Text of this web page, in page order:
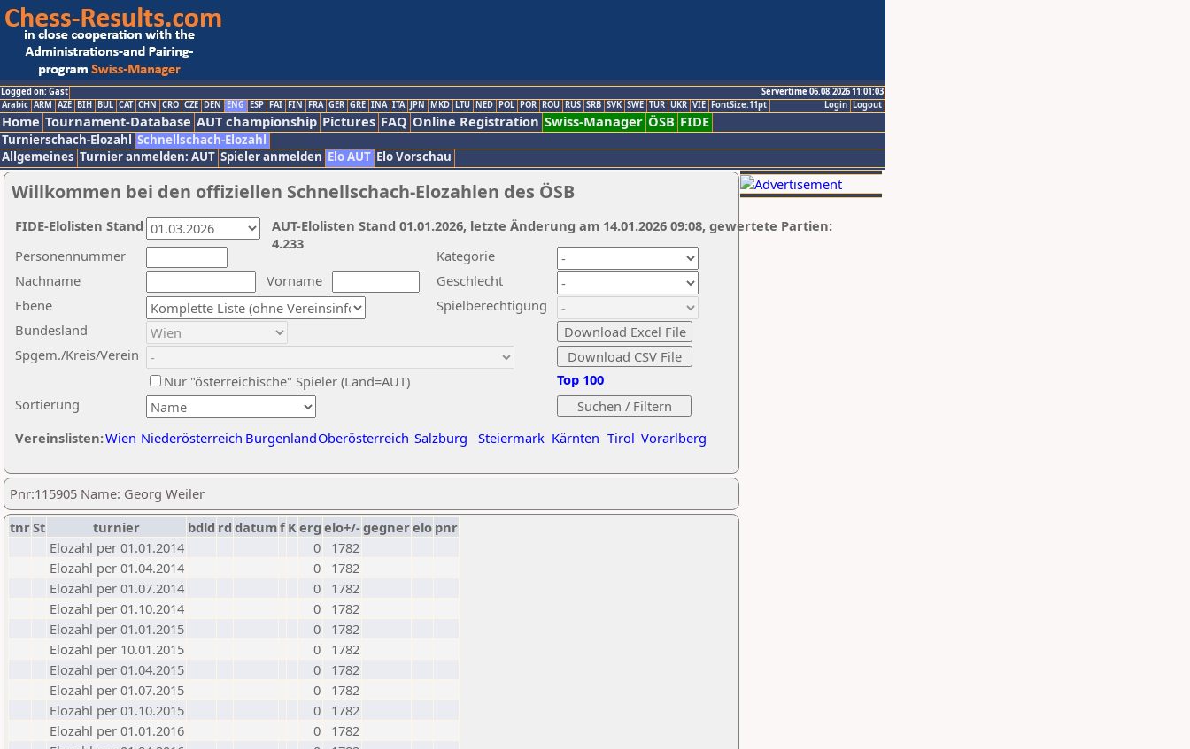
Logged on: Gast
Servertime 06.08.2026 11:01:03
Logout
Login
Arabic ARM AZE BIH BUL CAT CHN CRO CZE DEN ENG ESP FAI FIN FRA GER GRE INA ITA JPN MKD LTU NED POL POR ROU RUS SRB SVK SWE TUR UKR VIE FontSize:11pt
Home Tournament-Database AUT championship Pictures FAQ Online Registration Swiss-Manager ÖSB FIDE
Turnierschach-Elozahl Schnellschach-Elozahl
Allgemeines Turnier anmelden: AUT Spieler anmelden Elo AUT Elo Vorschau
Willkommen bei den offiziellen Schnellschach-Elozahlen des ÖSB
Nachname
Vorname
Ebene
Kategorie
Sortierung
Personennummer
Bundesland
Spgem./Kreis/Verein
Geschlecht
Nur "österreichische" Spieler (Land=AUT)
Spielberechtigung
Vereinslisten:Wien Niederösterreich BurgenlandOberösterreich Salzburg Steiermark Kärnten Tirol Vorarlberg
Top 100
AUT-Elolisten Stand 01.01.2026, letzte Änderung am 14.01.2026 09:08, gewertete Partien:
4.233
FIDE-Elolisten Stand
Pnr:115905 Name: Georg Weiler
tnrSt turnier bdld rd datumf Kerg elo+/-gegnerelo pnr
Elozahl per 01.01.2014
0
1782
Elozahl per 01.04.2014
0
1782
Elozahl per 01.07.2014
0
1782
Elozahl per 01.10.2014
0
1782
Elozahl per 01.01.2015
0
1782
Elozahl per 10.01.2015
0
1782
Elozahl per 01.04.2015
0
1782
Elozahl per 01.07.2015
0
1782
Elozahl per 01.10.2015
0
1782
Elozahl per 01.01.2016
0
1782